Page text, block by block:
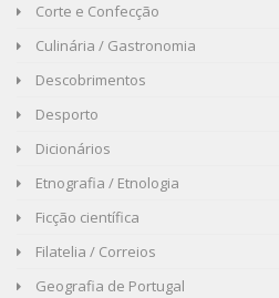
Corte e Confecção
Culinária / Gastronomia
Descobrimentos
Desporto
Dicionários
Etnografia / Etnologia
Ficção científica
Filatelia / Correios
Geografia de Portugal